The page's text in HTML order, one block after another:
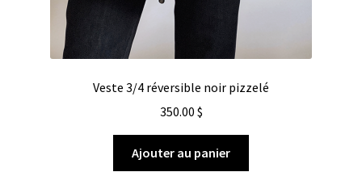
Veste 3/4 réversible noir pizzelé
350.00 $
Ajouter au panier